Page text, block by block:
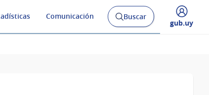
Comunicación
Abrir
buscador
Buscar
Desplegar
gub.uy